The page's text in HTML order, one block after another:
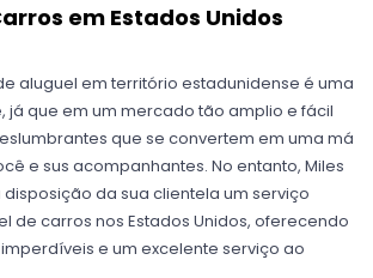
em Estados Unidos
aluguel em território estadunidense é uma
já que em um mercado tão amplio e fácil
que se convertem em uma má
e sus acompanhantes. No entanto, Miles
da sua clientela um serviço
de carros nos Estados Unidos, oferecendo
e um excelente serviço ao